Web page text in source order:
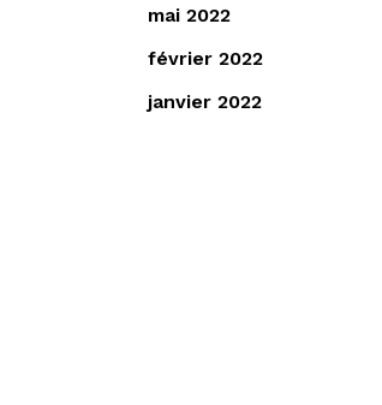
:mai 2022
février 2022
janvier 2022